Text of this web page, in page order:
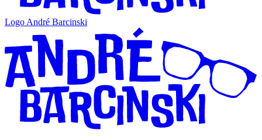
Logo André Barcinski